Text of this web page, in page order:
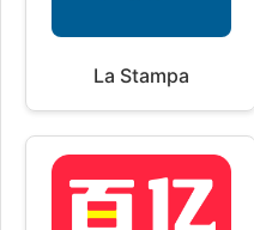
La Stampa